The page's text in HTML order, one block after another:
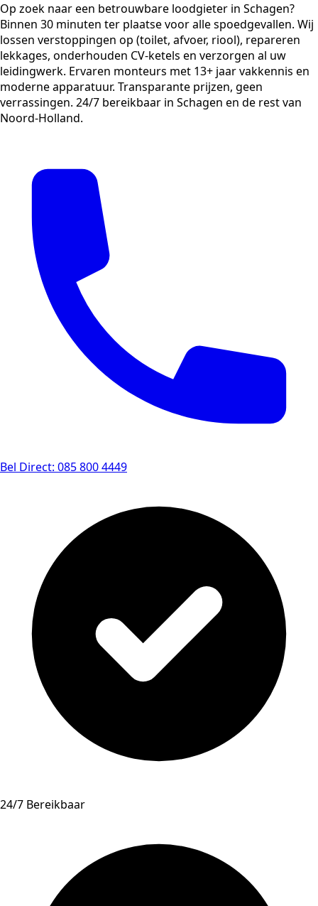
Op zoek naar een betrouwbare loodgieter in Schagen?
Binnen 30 minuten ter plaatse voor alle spoedgevallen. Wij
lossen verstoppingen op (toilet, afvoer, riool), repareren
lekkages, onderhouden CV-ketels en verzorgen al uw
leidingwerk. Ervaren monteurs met 13+ jaar vakkennis en
moderne apparatuur. Transparante prijzen, geen
verrassingen. 24/7 bereikbaar in Schagen en de rest van
Noord-Holland.
Bel Direct: 085 800 4449
24/7 Bereikbaar